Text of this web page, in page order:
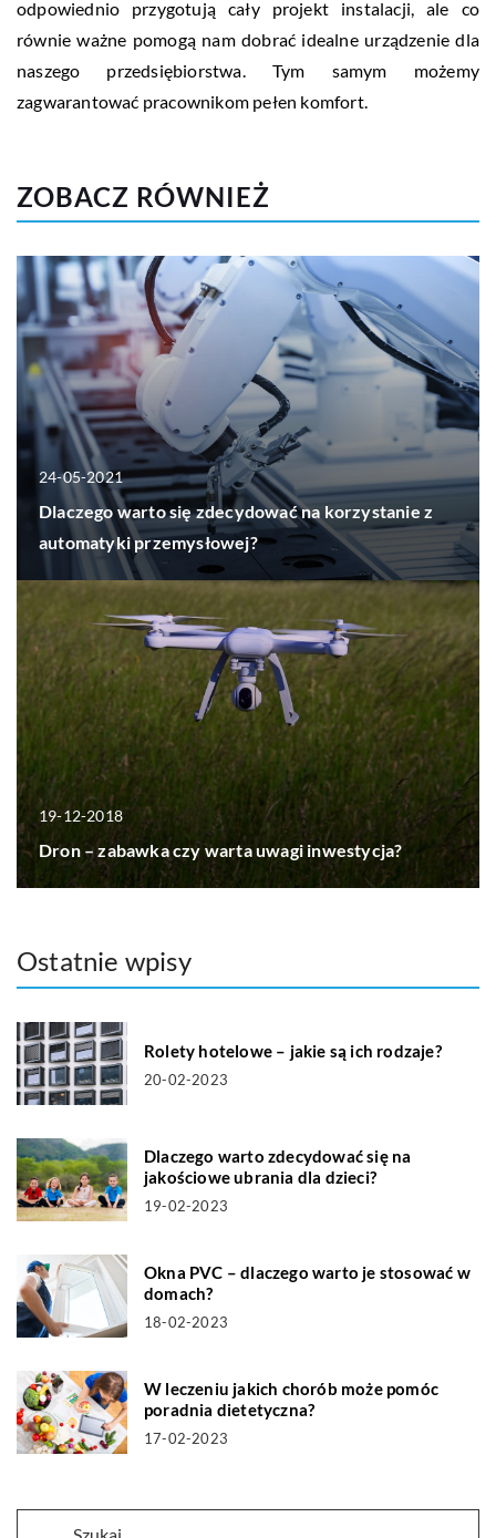
odpowiednio przygotują cały projekt instalacji, ale co
równie ważne pomogą nam dobrać idealne urządzenie dla
naszego przedsiębiorstwa. Tym samym możemy
zagwarantować pracownikom pełen komfort.
ZOBACZ RÓWNIEŻ
24-05-2021
Dlaczego warto się zdecydować na korzystanie z
automatyki przemysłowej?
19-12-2018
Dron – zabawka czy warta uwagi inwestycja?
Ostatnie wpisy
Rolety hotelowe – jakie są ich rodzaje?
20-02-2023
Dlaczego warto zdecydować się na
jakościowe ubrania dla dzieci?
19-02-2023
Okna PVC – dlaczego warto je stosować w
domach?
18-02-2023
W leczeniu jakich chorób może pomóc
poradnia dietetyczna?
17-02-2023